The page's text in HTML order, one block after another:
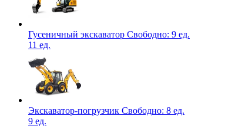
Гусеничный экскаватор Свободно: 9 ед.
11 ед.
Экскаватор-погрузчик Свободно: 8 ед.
9 ед.